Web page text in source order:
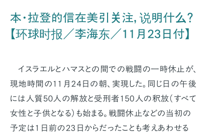
本・拉登的信在美引关注，说明什么？
【环球时报／李海东／11月23日付】
イスラエルとハマスとの間での戦闘の一時休止が、
現地時間の11月24日の朝、実現した。同じ日の午後
には人質50人の解放と受刑者150人の釈放（すべて
女性と子供となる）も始まる。戦闘休止などの当初の
予定は1日前の23日からだったことも考えあわせる